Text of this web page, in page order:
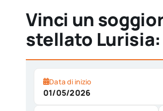
Vinci un
stellato
Data di inizio
01/05/2026